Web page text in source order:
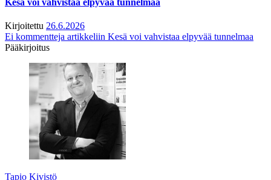
Kirjoitettu 26.6.2026
Ei kommentteja artikkeliin Kesä voi vahvistaa elpyvää tunnelmaa
Pääkirjoitus
Tapio Kivistö